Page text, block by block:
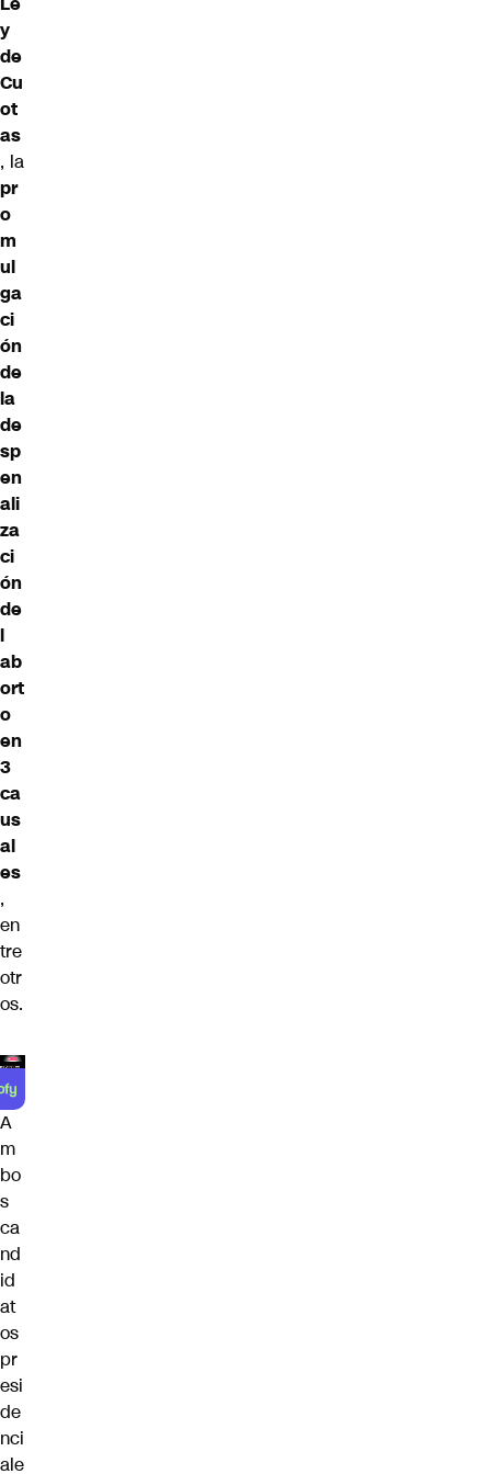
y
de
Cu
ot
as
, la
pr
o
m
ul
ga
ci
ón
de
la
de
sp
en
ali
za
ci
ón
de
l
ab
ort
o
en
3
ca
us
al
es
,
en
tre
otr
os.
A
m
bo
s
ca
nd
id
at
os
pr
esi
de
nci
ale